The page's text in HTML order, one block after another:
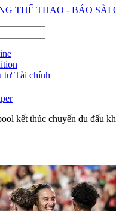
THỂ THAO - BÁO SÀI
tư Tài chính
kết thúc chuyến du đấu